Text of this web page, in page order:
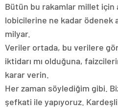
Bütün bu rakamlar millet için
lobicilerine ne kadar ödenek
milyar.
Veriler ortada, bu verilere
iktidarı mı olduğuna,
karar verin.
Her zaman söylediğim gibi.
şefkati ile yapıyoruz.